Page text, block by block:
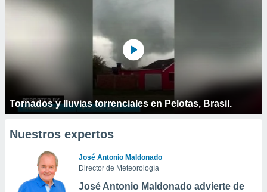
Tornados y lluvias torrenciales en Pelotas, Brasil.
Nuestros expertos
José Antonio Maldonado
Director de Meteorología
José Antonio Maldonado advierte de